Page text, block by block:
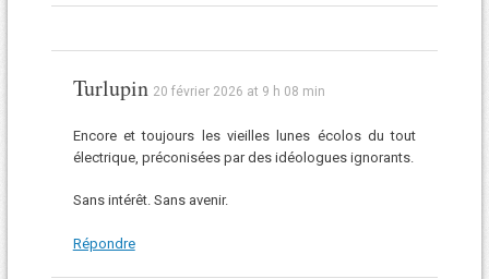
Turlupin 20 février 2026 at 9 h 08 min
Encore et toujours les vieilles lunes écolos du tout
électrique, préconisées par des idéologues ignorants.
Sans intérêt. Sans avenir.
Répondre